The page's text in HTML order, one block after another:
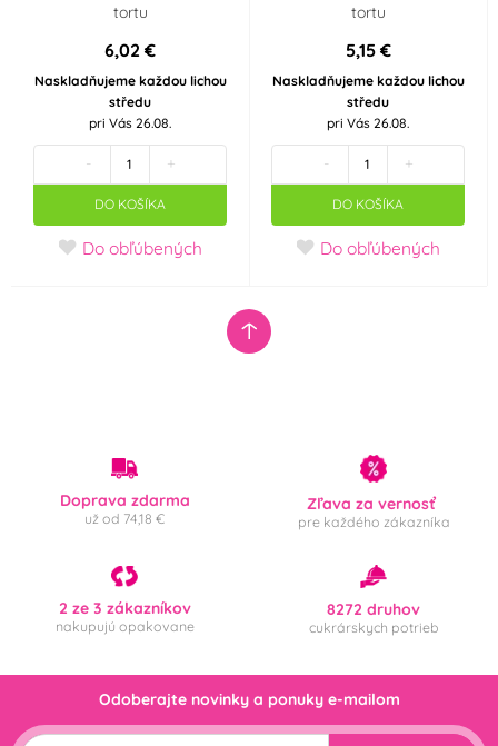
tortu
6,02 €
Naskladňujeme každou lichou
středu
pri Vás 26.08.
- +
DO KOŠÍKA
Do obľúbených
tortu
5,15 €
Naskladňujeme každou lichou
středu
pri Vás 26.08.
- +
DO KOŠÍKA
Do obľúbených
Doprava zdarma
už od 74,18 €
Zľava za vernosť
pre každého zákazníka
2 ze 3 zákazníkov
nakupujú opakovane
8272 druhov
cukrárskych potrieb
Odoberajte novinky a ponuky e-mailom